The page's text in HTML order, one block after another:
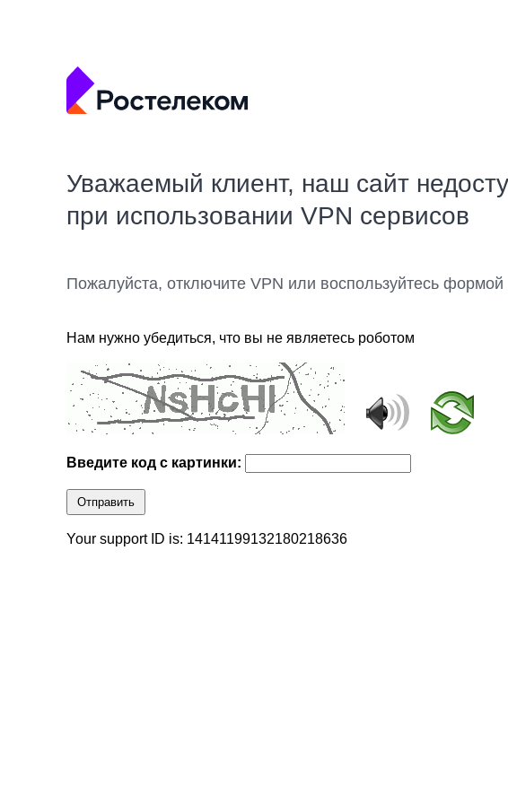
Уважаемый клиент, наш сайт
при использовании VPN сервисов
Пожалуйста, отключите VPN или воспользуйтесь
Нам нужно убедиться, что вы не являетесь роботом
Введите код с картинки:
Отправить
Your support ID is: 14141199132180218636